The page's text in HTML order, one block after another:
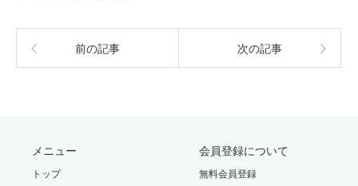
前の記事 次の記事
メニュー
トップ
会員登録について
無料会員登録